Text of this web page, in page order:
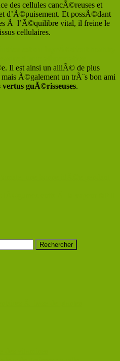
des cellules cancÃ©reuses et
d’Ã©puisement. Et possÃ©dant
Ã l’Ã©quilibre vital, il freine le
cellulaires.
Il est ainsi un alliÃ© de plus
Ã©galement un trÃ¨s bon ami
vertus guÃ©risseuses.